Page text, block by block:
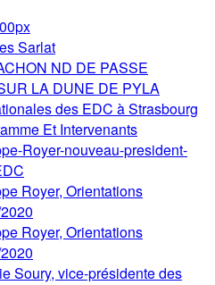
Sarlat
ND DE PASSE
LA DUNE DE PYLA
des EDC à Strasbourg
Et Intervenants
Royer-nouveau-president-
Royer, Orientations
Royer, Orientations
Soury, vice-présidente des